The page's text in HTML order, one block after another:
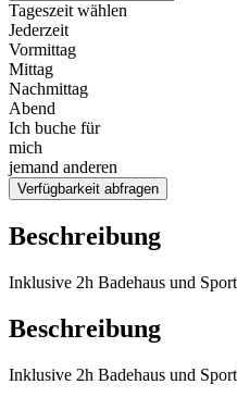
Tageszeit wählen
Jederzeit
Vormittag
Mittag
Nachmittag
Abend
Ich buche für
mich
jemand anderen
Verfügbarkeit abfragen
Beschreibung
Inklusive 2h Badehaus und
Beschreibung
Inklusive 2h Badehaus und